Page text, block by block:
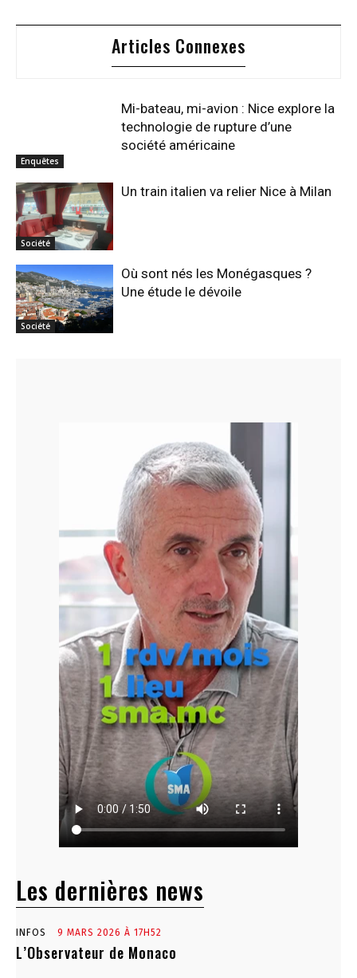
Articles Connexes
Enquêtes
Mi-bateau, mi-avion : Nice explore la
technologie de rupture d’une
société américaine
Société
Un train italien va relier Nice à Milan
Société
Où sont nés les Monégasques ?
Une étude le dévoile
Les dernières news
INFOS 9 MARS 2026 À 17H52
L’Observateur de Monaco